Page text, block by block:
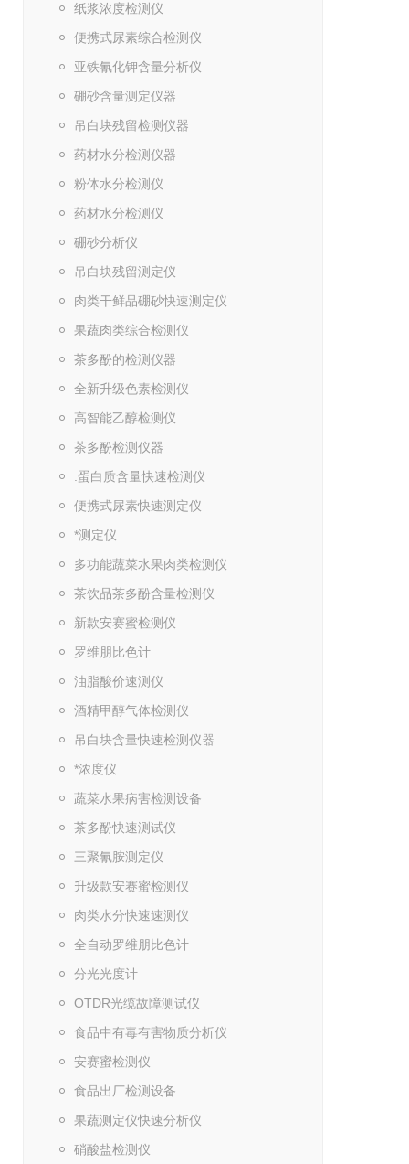
纸浆浓度检测仪
便携式尿素综合检测仪
亚铁氰化钾含量分析仪
硼砂含量测定仪器
吊白块残留检测仪器
药材水分检测仪器
粉体水分检测仪
药材水分检测仪
硼砂分析仪
吊白块残留测定仪
肉类干鲜品硼砂快速测定仪
果蔬肉类综合检测仪
茶多酚的检测仪器
全新升级色素检测仪
高智能乙醇检测仪
茶多酚检测仪器
:蛋白质含量快速检测仪
便携式尿素快速测定仪
*测定仪
多功能蔬菜水果肉类检测仪
茶饮品茶多酚含量检测仪
新款安赛蜜检测仪
罗维朋比色计
油脂酸价速测仪
酒精甲醇气体检测仪
吊白块含量快速检测仪器
*浓度仪
蔬菜水果病害检测设备
茶多酚快速测试仪
三聚氰胺测定仪
升级款安赛蜜检测仪
肉类水分快速速测仪
全自动罗维朋比色计
分光光度计
OTDR光缆故障测试仪
食品中有毒有害物质分析仪
安赛蜜检测仪
食品出厂检测设备
果蔬测定仪快速分析仪
硝酸盐检测仪